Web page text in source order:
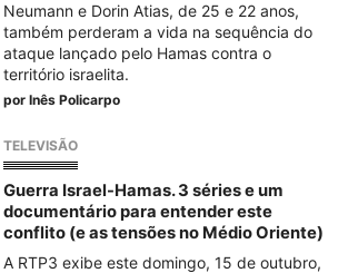
Neumann e Dorin Atias, de 25 e 22 anos,
também perderam a vida na sequência do
ataque lançado pelo Hamas contra o
território israelita.
por Inês Policarpo
TELEVISÃO
Guerra Israel-Hamas. 3 séries e um
documentário para entender este
conflito (e as tensões no Médio Oriente)
A RTP3 exibe este domingo, 15 de outubro,